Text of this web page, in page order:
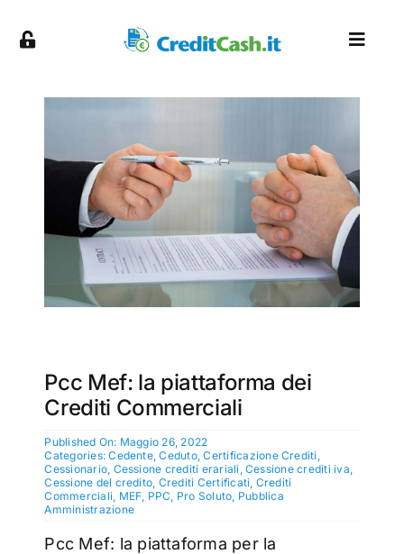
Toggle
About
Servizi
Piattaforma
Partnership
Contatti
Pcc Mef: la piattaforma dei
Crediti Commerciali
Published On: Maggio 26, 2022
Categories:Cedente,Ceduto,Certificazione Crediti
Cessionario Cessione crediti erariali Cessione crediti iva
Cessione del credito Crediti Certificati Crediti
Commerciali MEF PPC Pro Soluto Pubblica
Amministrazione
Pcc Mef: la piattaforma per la